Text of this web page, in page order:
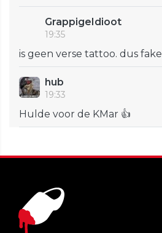
GrappigeIdioot
19:35
is geen verse tattoo. dus fake
hub
19:33
Hulde voor de KMar 👍